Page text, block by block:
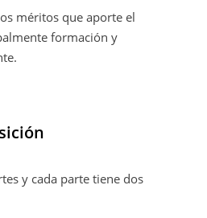
méritos que aporte el
formación y
y cada parte tiene dos